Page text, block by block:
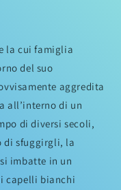
la cui famiglia
del suo
aggredita
all’interno di un
di diversi secoli,
di sfuggirgli, la
imbatte in un
capelli bianchi